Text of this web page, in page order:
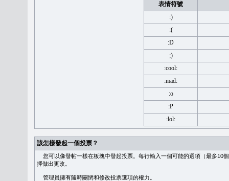
表情符號
:)
:(
:D
;)
:cool:
:mad:
:o
:P
:lol:
該怎樣發起一個投票？
您可以像發帖一樣在板塊中發起投票。每行輸入一個可能的選項（最多10
擇做出更改。
管理員擁有隨時關閉和修改投票選項的權力。